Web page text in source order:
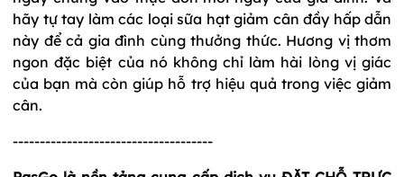
hãy tự tay làm các loại sữa hạt giảm cân đầy hấp dẫn
này để cả gia đình cùng thưởng thức. Hương vị thơm
ngon đặc biệt của nó không chỉ làm hài lòng vị giác
của bạn mà còn giúp hỗ trợ hiệu quả trong việc giảm
cân.
-------------------------------------